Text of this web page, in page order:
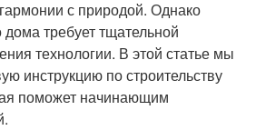
с природой. Однако
дома требует тщательной
технологии. В этой статье мы
инструкцию по строительству
поможет начинающим